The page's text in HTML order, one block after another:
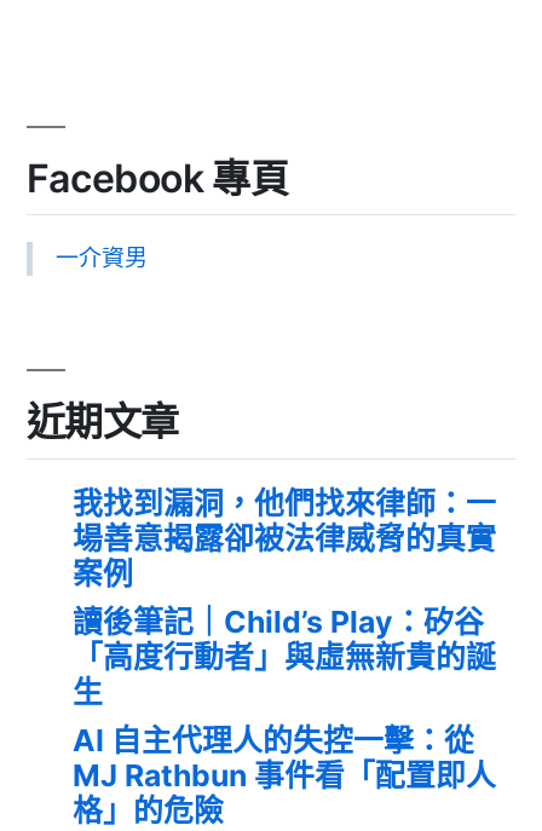
Facebook 專頁
一介資男
近期文章
我找到漏洞，他們找來律師：一
場善意揭露卻被法律威脅的真實
案例
讀後筆記｜Child’s Play：矽谷
「高度行動者」與虛無新貴的誕
生
AI 自主代理人的失控一擊：從
MJ Rathbun 事件看「配置即人
格」的危險